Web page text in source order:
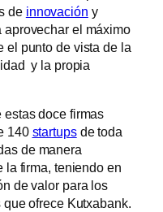
de innovación y
aprovechar el máximo
el punto de vista de la
y la propia
doce firmas
140 startupsde toda
de manera
la firma, teniendo en
de valor para los
ofrece Kutxabank.